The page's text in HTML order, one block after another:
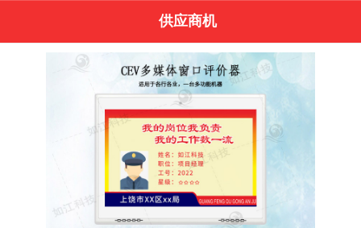
供应商机